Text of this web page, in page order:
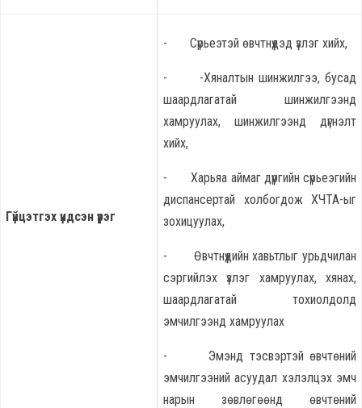
Гүйцэтгэх үндсэн үүрэг
- Сүрьеэтэй өвчтнүүдэд үзлэг хийх,
- -Хяналтын шинжилгээ, бусад
шаардлагатай шинжилгээнд
хамруулах, шинжилгээнд дүгнэлт
хийх,
- Харьяа аймаг дүүргийн сүрьеэгийн
диспансертай холбогдож ХЧТА-ыг
зохицуулах,
- Өвчтнүүдийн хавьтлыг урьдчилан
сэргийлэх үзлэг хамруулах, хянах,
шаардлагатай тохиолдолд
эмчилгээнд хамруулах
- Эмэнд тэсвэртэй өвчтөний
эмчилгээний асуудал хэлэлцэх эмч
нарын зөвлөгөөнд өвчтөний